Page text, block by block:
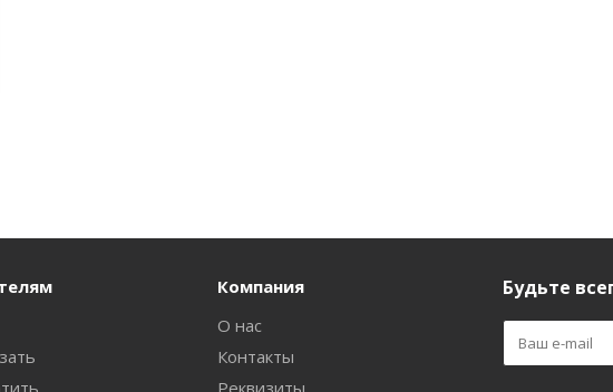
Компания
О нас
Контакты
Реквизиты
Будьте